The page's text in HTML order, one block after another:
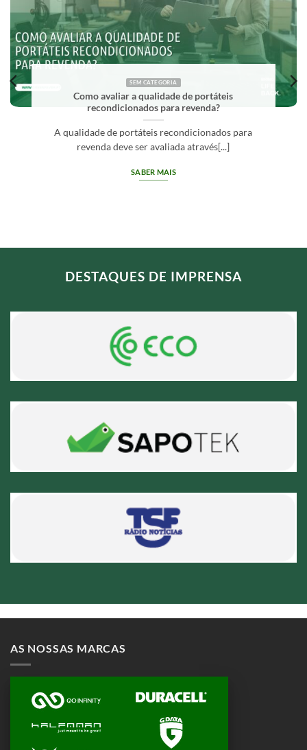
SEM CATEGORIA
Como avaliar a qualidade de portáteis
recondicionados para revenda?
A qualidade de portáteis recondicionados para
revenda deve ser avaliada através[...]
SABER MAIS
DESTAQUES DE IMPRENSA
AS NOSSAS MARCAS